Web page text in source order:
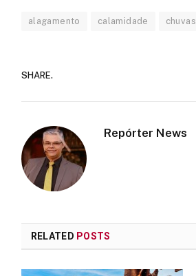
alagamento calamidade chuvas
SHARE.
Repórter News
RELATED POSTS